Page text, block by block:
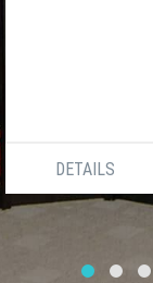
DETAILS